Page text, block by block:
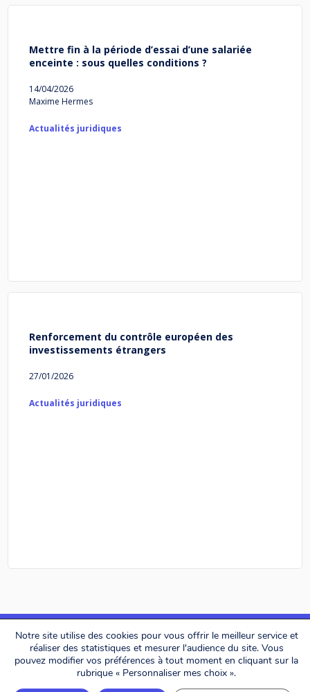
Mettre fin à la période d’essai d’une salariée
enceinte : sous quelles conditions ?
14/04/2026
Maxime Hermes
Actualités juridiques
Renforcement du contrôle européen des
investissements étrangers
27/01/2026
Actualités juridiques
Alerion Avocats © 2026. All rights reserved.
Notre site utilise des cookies pour vous offrir le meilleur service et
réaliser des statistiques et mesurer l'audience du site. Vous
pouvez modifier vos préférences à tout moment en cliquant sur la
rubrique « Personnaliser mes choix ».